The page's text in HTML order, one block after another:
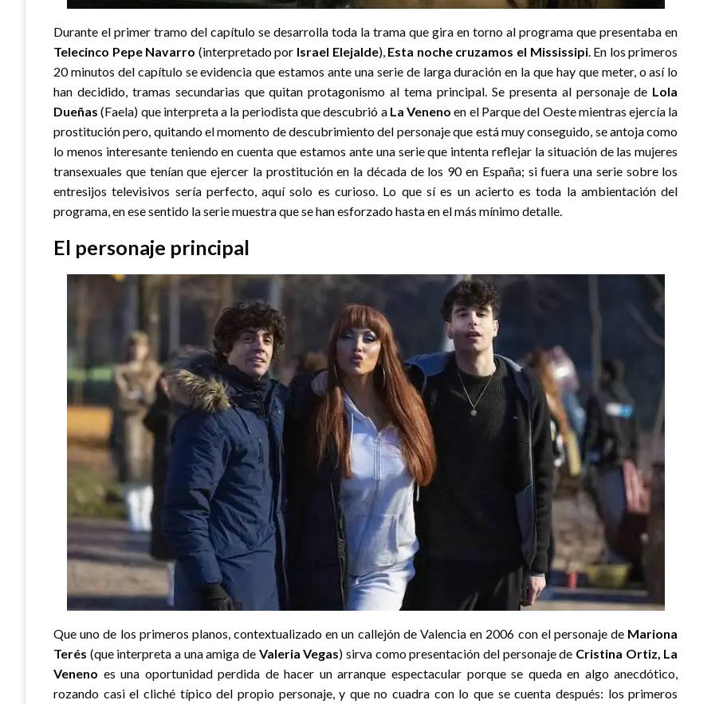
Durante el primer tramo del capítulo se desarrolla toda la trama que gira en torno al programa que presentaba en
Telecinco Pepe Navarro (interpretado por Israel Elejalde), Esta noche cruzamos el Mississipi. En los primeros
20 minutos del capítulo se evidencia que estamos ante una serie de larga duración en la que hay que meter, o así lo
han decidido, tramas secundarias que quitan protagonismo al tema principal. Se presenta al personaje de Lola
Dueñas (Faela) que interpreta a la periodista que descubrió a La Venenoen el Parque del Oeste mientras ejercía la
prostitución pero, quitando el momento de descubrimiento del personaje que está muy conseguido, se antoja como
lo menos interesante teniendo en cuenta que estamos ante una serie que intenta reflejar la situación de las mujeres
transexuales que tenían que ejercer la prostitución en la década de los 90 en España; si fuera una serie sobre los
entresijos televisivos sería perfecto, aquí solo es curioso. Lo que sí es un acierto es toda la ambientación del
programa, en ese sentido la serie muestra que se han esforzado hasta en el más mínimo detalle.
El personaje principal
Que uno de los primeros planos, contextualizado en un callejón de Valencia en 2006 con el personaje de Mariona
Terés (que interpreta a una amiga de Valeria Vegas) sirva como presentación del personaje de Cristina Ortiz, La
Veneno es una oportunidad perdida de hacer un arranque espectacular porque se queda en algo anecdótico,
rozando casi el cliché típico del propio personaje, y que no cuadra con lo que se cuenta después: los primeros